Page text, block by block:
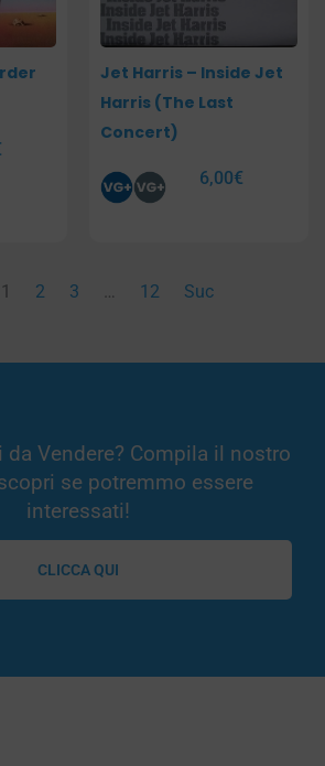
Jet Harris – Inside Jet
Harris (The Last
Concert)
6,00€
1 2 3 … 12 Suc
da Vendere? Compila il nostro
se potremmo essere
interessati!
CLICCA QUI